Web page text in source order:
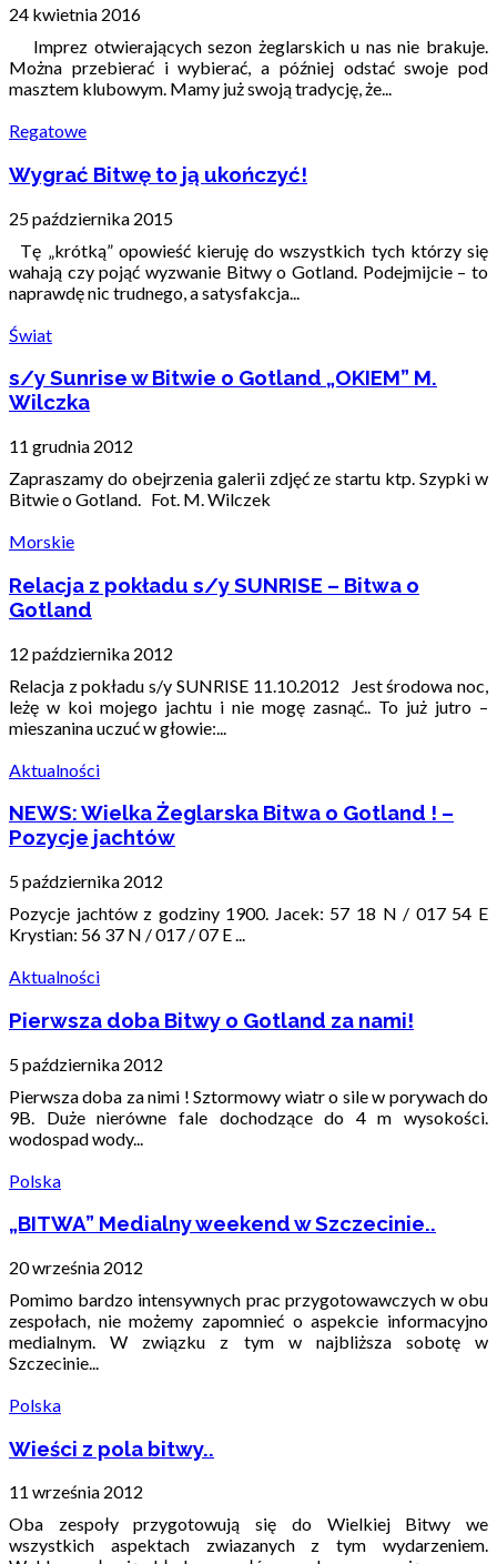
24 kwietnia 2016
Imprez otwierających sezon żeglarskich u nas nie brakuje.
Można przebierać i wybierać, a później odstać swoje pod
masztem klubowym. Mamy już swoją tradycję, że...
Regatowe
Wygrać Bitwę to ją ukończyć!
25 października 2015
Tę „krótką” opowieść kieruję do wszystkich tych którzy się
wahają czy pojąć wyzwanie Bitwy o Gotland. Podejmijcie – to
naprawdę nic trudnego, a satysfakcja...
Świat
s/y Sunrise w Bitwie o Gotland „OKIEM” M.
Wilczka
11 grudnia 2012
Zapraszamy do obejrzenia galerii zdjęć ze startu ktp. Szypki w
Bitwie o Gotland. Fot. M. Wilczek
Morskie
Relacja z pokładu s/y SUNRISE – Bitwa o
Gotland
12 października 2012
Relacja z pokładu s/y SUNRISE 11.10.2012 Jest środowa noc,
leżę w koi mojego jachtu i nie mogę zasnąć.. To już jutro –
mieszanina uczuć w głowie:...
Aktualności
NEWS: Wielka Żeglarska Bitwa o Gotland ! –
Pozycje jachtów
5 października 2012
Pozycje jachtów z godziny 1900. Jacek: 57 18 N / 017 54 E
Krystian: 56 37 N / 017 / 07 E ...
Aktualności
Pierwsza doba Bitwy o Gotland za nami!
5 października 2012
Pierwsza doba za nimi ! Sztormowy wiatr o sile w porywach do
9B. Duże nierówne fale dochodzące do 4 m wysokości.
wodospad wody...
Polska
„BITWA” Medialny weekend w Szczecinie..
20 września 2012
Pomimo bardzo intensywnych prac przygotowawczych w obu
zespołach, nie możemy zapomnieć o aspekcie informacyjno
medialnym. W związku z tym w najbliższa sobotę w
Szczecinie...
Polska
Wieści z pola bitwy..
11 września 2012
Oba zespoły przygotowują się do Wielkiej Bitwy we
wszystkich aspektach zwiazanych z tym wydarzeniem.